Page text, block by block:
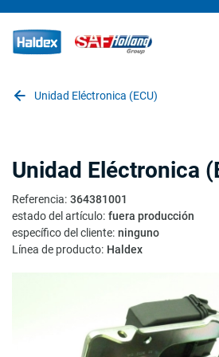
Unidad Eléctronica (ECU)
Unidad Eléctronica
Referencia: 364381001
estado del artículo: fuera producción
específico del cliente: ninguno
Línea de producto: Haldex